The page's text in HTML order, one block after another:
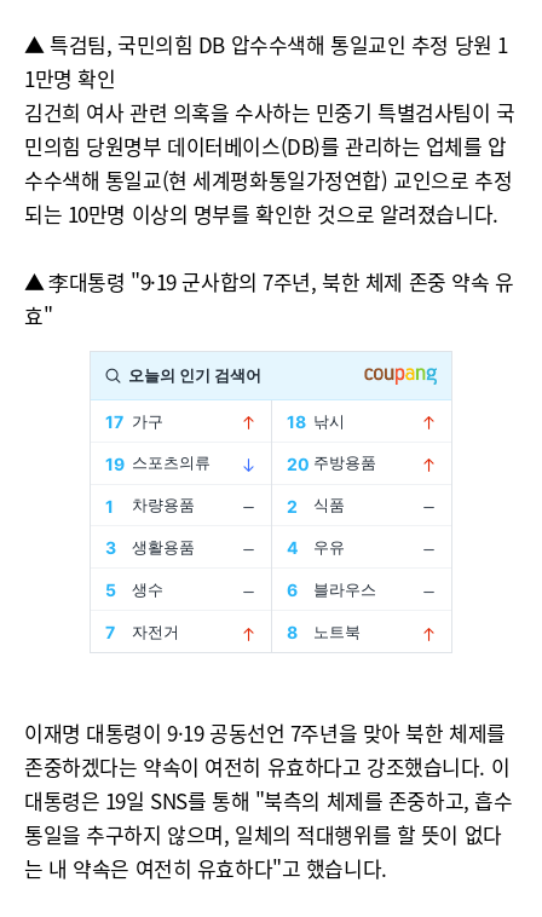
▲ 특검팀, 국민의힘 DB 압수수색해 통일교인 추정 당원 1
1만명 확인
김건희 여사 관련 의혹을 수사하는 민중기 특별검사팀이 국
민의힘 당원명부 데이터베이스(DB)를 관리하는 업체를 압
수수색해 통일교(현 세계평화통일가정연합) 교인으로 추정
되는 10만명 이상의 명부를 확인한 것으로 알려졌습니다.
▲ 李대통령 "9·19 군사합의 7주년, 북한 체제 존중 약속 유
효"
이재명 대통령이 9·19 공동선언 7주년을 맞아 북한 체제를
존중하겠다는 약속이 여전히 유효하다고 강조했습니다. 이
대통령은 19일 SNS를 통해 "북측의 체제를 존중하고, 흡수
통일을 추구하지 않으며, 일체의 적대행위를 할 뜻이 없다
는 내 약속은 여전히 유효하다"고 했습니다.